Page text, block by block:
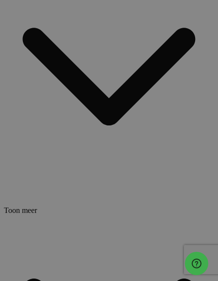
Toon meer